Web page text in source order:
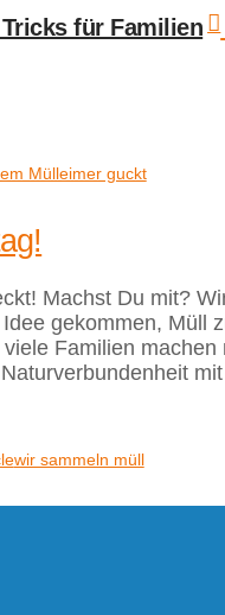
Machst Du mit?
gekommen, Müll
Familien
wir sammeln müll